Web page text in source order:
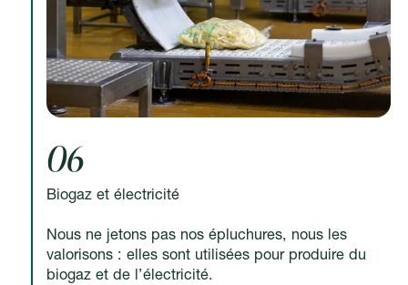
06
Biogaz et électricité
Nous ne jetons pas nos épluchures, nous les
valorisons : elles sont utilisées pour produire du
biogaz et de l’électricité.